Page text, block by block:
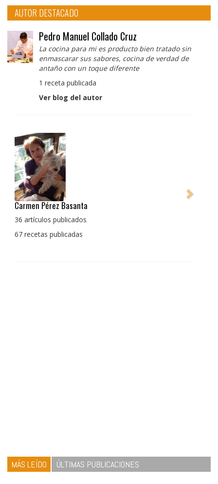
AUTOR DESTACADO
Pedro Manuel Collado Cruz
La cocina para mi es producto bien tratado sin
enmascarar sus sabores, cocina de verdad de
antaño con un toque diferente
1 receta publicada
Ver blog del autor
Pedro Manuel Collado Cruz
La cocina para mi es producto bien tratado sin
con un toque diferente